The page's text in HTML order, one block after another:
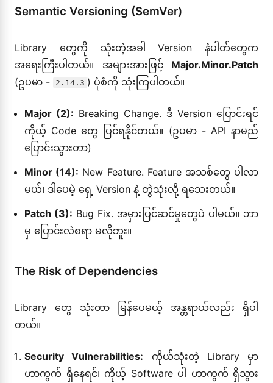
Semantic Versioning (SemVer)
Library တွေကို သုံးတဲ့အခါ Version နံပါတ်တွေက
အရေးကြီးပါတယ်။ အများအားဖြင့် Major.Minor.Patch
(ဥပမာ -
2.14.3 ) ပုံစံကို သုံးကြပါတယ်။
Major (2): Breaking Change. ဒီ Version ပြောင်းရင်
ကိုယ့် Code တွေ ပြင်ရနိုင်တယ်။ (ဥပမာ - API နာမည်
ပြောင်းသွားတာ)
Minor (14): New Feature. Feature အသစ်တွေ ပါလာ
မယ်၊ ဒါပေမဲ့ ရှေ့ Version နဲ့ တွဲသုံးလို့ ရသေးတယ်။
Patch (3): Bug Fix. အမှားပြင်ဆင်မှုတွေပဲ ပါမယ်။ ဘာ
မှ ပြောင်းလဲစရာ မလိုဘူး။
The Risk of Dependencies
Library တွေ သုံးတာ မြန်ပေမယ့် အန္တရာယ်လည်း ရှိပါ
တယ်။
Security Vulnerabilities: ကိုယ်သုံးတဲ့ Library မှာ
ဟာကွက် ရှိနေရင်၊ ကိုယ့် Software ပါ ဟာကွက် ရှိသွား